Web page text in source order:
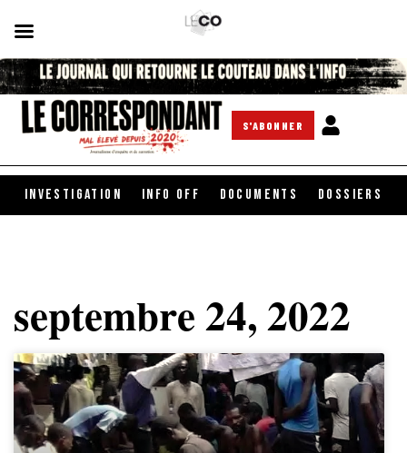
S'ABONNER
INVESTIGATION INFO OFF DOCUMENTS DOSSIERS
septembre 24, 2022